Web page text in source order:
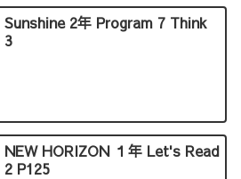
Sunshine 2年 Program 7 Think
3
NEW HORIZON １年 Let's Read
2 P125